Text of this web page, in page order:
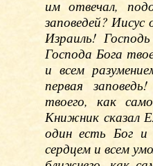
им отвечал,
заповедей? Иисус
Израиль!
Господа Бога
и всем
первая
твоего, как
Книжник сказал
один есть Бог
сердцем и всем